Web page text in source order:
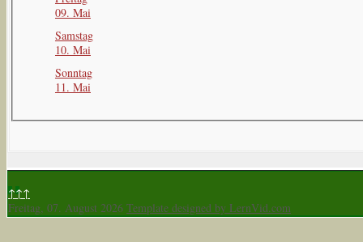
09. Mai
Samstag
10. Mai
Sonntag
11. Mai
↑↑↑
Freitag, 07. August 2026 Template designed by LernVid.com